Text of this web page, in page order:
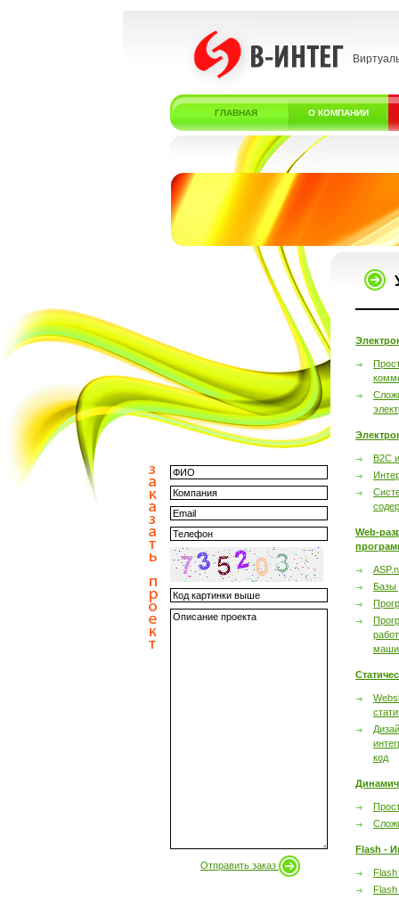
ГЛАВНАЯ О КОМПАНИИ
Отправить заказ
B2C
Web-
Базы
код
Flash -
Flash